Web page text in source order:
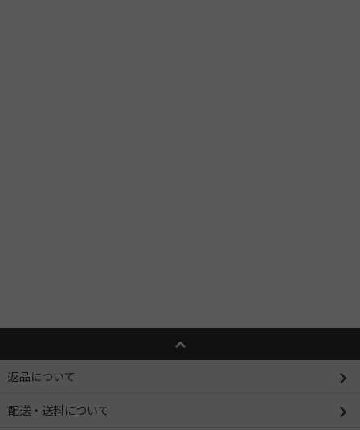
返品について
配送・送料について